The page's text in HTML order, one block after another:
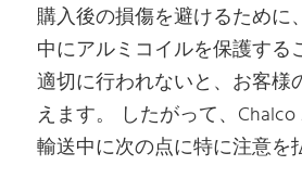
購入後の損傷を避けるために
中にアルミコイルを保護する
適切に行われないと、お客様
えます。 したがって、Chalco
輸送中に次の点に特に注意を